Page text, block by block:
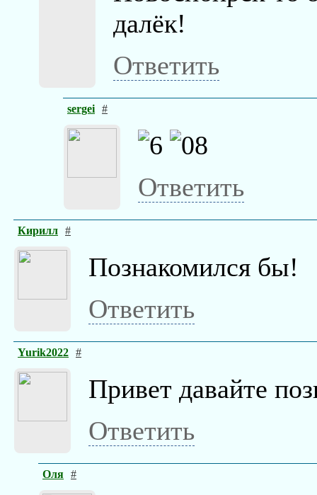
далёк!
Ответить
sergei #
Ответить
Кирилл #
Познакомился бы!
Ответить
Yurik2022 #
Привет давайте
Ответить
Оля #